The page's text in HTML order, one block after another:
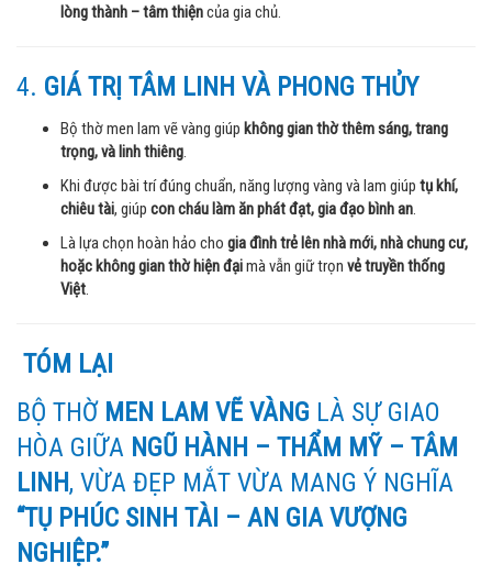
lòng thành – tâm thiệncủa gia chủ.
4. GIÁ TRỊ TÂM LINH VÀ PHONG THỦY
Bộ thờ men lam vẽ vàng giúp không gian thờ thêm sáng, trang
trọng, và linh thiêng
Khi được bài trí đúng chuẩn, năng lượng vàng và lam giúp tụ khí,
chiêu tài, giúp con cháu làm ăn phát đạt, gia đạo bình an
Là lựa chọn hoàn hảo cho gia đình trẻ lên nhà mới, nhà chung cư,
hoặc không gian thờ hiện đạimà vẫn giữ trọn vẻ truyền thống
Việt
TÓM LẠI
BỘ THỜ MEN LAM VẼ VÀNG LÀ SỰ GIAO
HÒA GIỮA NGŨ HÀNH – THẨM MỸ – TÂM
LINH, VỪA ĐẸP MẮT VỪA MANG Ý NGHĨA
“TỤ PHÚC SINH TÀI – AN GIA VƯỢNG
NGHIỆP.”